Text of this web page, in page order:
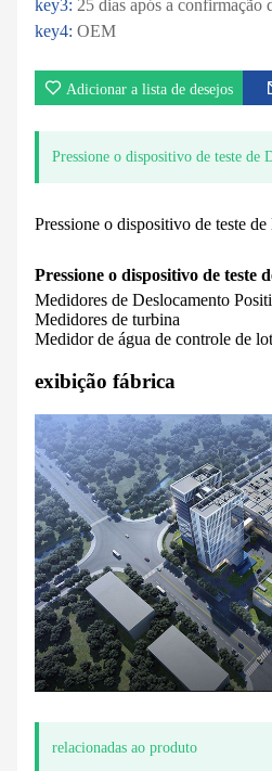
key3: 25 dias após a confirmação
key4: OEM
Adicionar a lista de desejos
Pressione o dispositivo de teste de
Pressione o dispositivo de teste
Pressione o dispositivo de teste
Medidores de Deslocamento
Medidores de turbina
Medidor de água de controle de
exibição fábrica
relacionadas ao produto